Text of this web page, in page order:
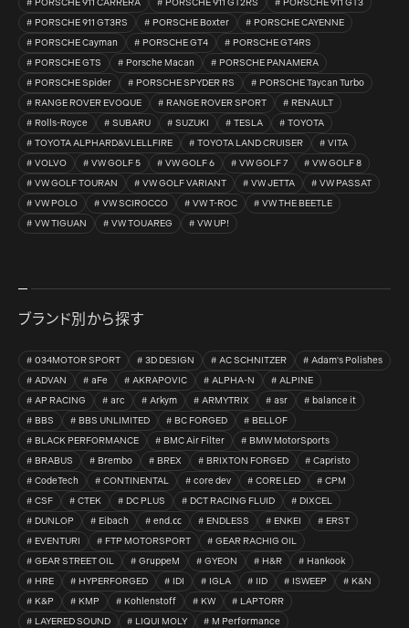
PORSCHE 911 CARRERA PORSCHE 911 GT2RS
PORSCHE 911 GT3
PORSCHE 911 GT3RS
PORSCHE Boxter
PORSCHE CAYENNE
PORSCHE Cayman
PORSCHE GT4
PORSCHE GT4RS
PORSCHE GTS
Porsche Macan
PORSCHE PANAMERA
PORSCHE Spider
PORSCHE SPYDER RS
PORSCHE Taycan Turbo
RANGE ROVER EVOQUE
RANGE ROVER SPORT
RENAULT
Rolls-Royce
SUBARU SUZUKI TESLA
TOYOTA
TOYOTA ALPHARD&VLELLFIRE
TOYOTA LAND CRUISER
VITA
VOLVO
VW GOLF 5 VW GOLF 6 VW GOLF 7
VW GOLF 8
VW GOLF TOURAN
VW GOLF VARIANT VW JETTA
VW PASSAT
VW POLO
VW SCIROCCO VW T-ROC
VW THE BEETLE
VW TIGUAN
VW TOUAREG VW UP!
ブランド別から探す
034MOTOR SPORT 3D DESIGN AC SCHNITZER
Adam's Polishes
ADVAN
aFe AKRAPOVIC ALPHA-N
ALPINE
AP RACING
arc Arkym ARMYTRIX asr
balance it
BBS
BBS UNLIMITED BC FORGED
BELLOF
BLACK PERFORMANCE
BMC Air Filter
BMW MotorSports
BRABUS
Brembo BREX BRIXTON FORGED
Capristo
CodeTech
CONTINENTAL core dev CORE LED
CPM
CSF
CTEK DC PLUS DCT RACING FLUID
DIXCEL
DUNLOP
Eibach end.㏄ ENDLESS ENKEI
ERST
EVENTURI
FTP MOTORSPORT
GEAR RACHIG OIL
GEAR STREET OIL
GruppeM GYEON H&R
Hankook
HRE
HYPERFORGED IDI IGLA IID ISWEEP
K&N
K&P
KMP Kohlenstoff KW
LAPTORR
LAYERED SOUND
LIQUI MOLY
M Performance